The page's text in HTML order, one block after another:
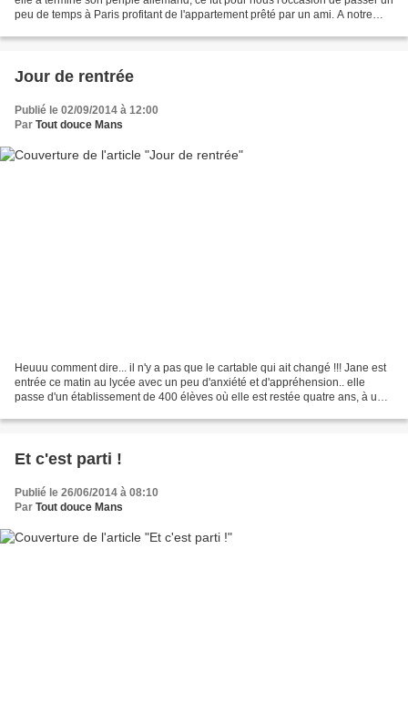
peu de temps à Paris profitant de l'appartement prêté par un ami. A notre
Jour de rentrée
Publié le 02/09/2014 à 12:00
Par Tout douce Mans
Heuuu comment dire... il n'y a pas que le cartable qui ait changé !!! Jane est
entrée ce matin au lycée avec un peu d'anxiété et d'appréhension.. elle
passe d'un établissement de 400 élèves où elle est restée quatre ans, à un
Et c'est parti !
Publié le 26/06/2014 à 08:10
Par Tout douce Mans